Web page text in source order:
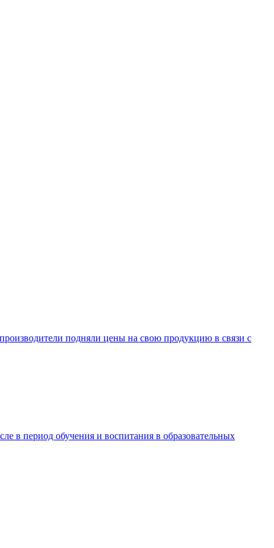
подняли цены на свою продукцию в связи с
в период обучения и воспитания в образовательных